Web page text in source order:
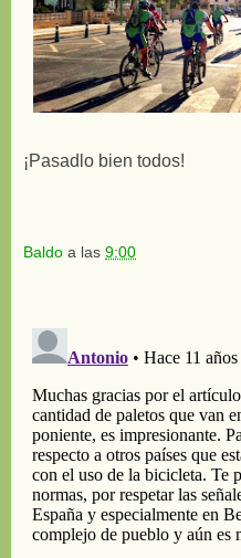
¡Pasadlo bien todos!
Baldo a las 9:00